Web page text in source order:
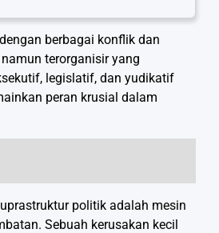
berbagai konflik dan
terorganisir yang
legislatif, dan yudikatif
peran krusial dalam
politik adalah mesin
Sebuah kerusakan kecil